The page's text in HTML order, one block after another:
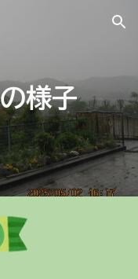
Skip to navigation
様子